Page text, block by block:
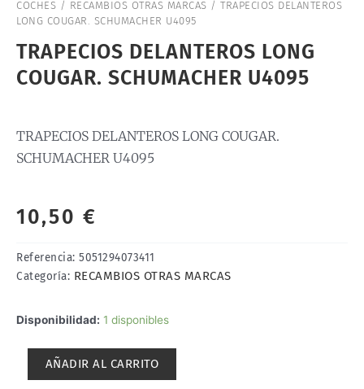
COCHES / RECAMBIOS OTRAS MARCAS / TRAPECIOS DELANTEROS
LONG COUGAR. SCHUMACHER U4095
TRAPECIOS DELANTEROS LONG
COUGAR. SCHUMACHER U4095
TRAPECIOS DELANTEROS LONG COUGAR.
SCHUMACHER U4095
10,50 €
Referencia: 5051294073411
Categoría: RECAMBIOS OTRAS MARCAS
Disponibilidad: 1 disponibles
TRAPECIOS
COUGAR.
AÑADIR AL CARRITO